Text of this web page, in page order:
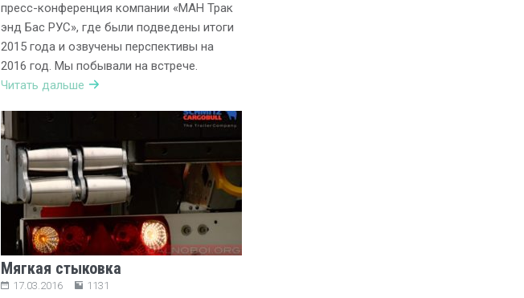
пресс-конференция компании «МАН Трак
энд Бас РУС», где были подведены итоги
2015 года и озвучены перспективы на
2016 год. Мы побывали на встрече.
Читать дальше
Мягкая стыковка
17.03.2016 1131